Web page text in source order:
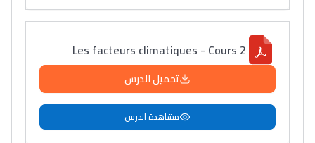
Les facteurs climatiques - Cours 2
تحميل الدرس
مشاهدة الدرس